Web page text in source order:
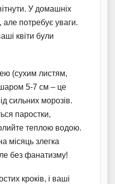
У домашніх
потребує уваги.
квіти були
(сухим листям,
5-7 см – це
сильних морозів.
паростки,
теплою водою.
місяць злегка
без фанатизму!
кроків, і ваші